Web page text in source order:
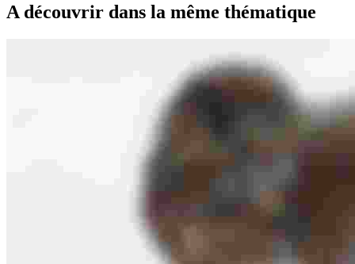
A découvrir dans la même thématique